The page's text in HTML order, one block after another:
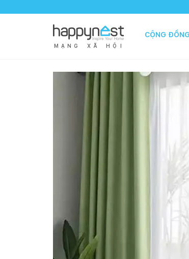
M Ạ N G X Ã H Ộ I
CỘNG ĐỒNG